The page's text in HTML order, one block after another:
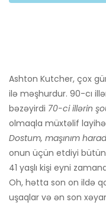
Ashton Kutcher, çox
ilə məşhurdur. 90-cı
bəzəyirdi 70-ci illərin
olmaqla müxtəlif
Dostum, maşınım
onun üçün etdiyi
41 yaşlı kişi eyni
Oh, hətta son on ildə
uşaqlar və ən son